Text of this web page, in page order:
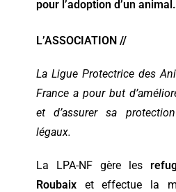
pour l’adoption d’un animal.
L’ASSOCIATION //
La Ligue Protectrice des
France a pour but
et d’assurer sa
légaux.
La LPA-NF gère les
Roubaix et effectue la